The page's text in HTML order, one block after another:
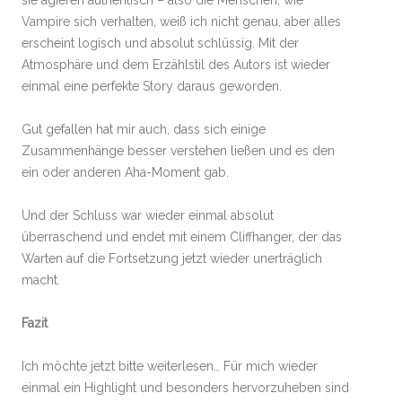
Vampire sich verhalten, weiß ich nicht genau, aber alles
erscheint logisch und absolut schlüssig. Mit der
Atmosphäre und dem Erzählstil des Autors ist wieder
einmal eine perfekte Story daraus geworden.
Gut gefallen hat mir auch, dass sich einige
Zusammenhänge besser verstehen ließen und es den
ein oder anderen Aha-Moment gab.
Und der Schluss war wieder einmal absolut
überraschend und endet mit einem Cliffhanger, der das
Warten auf die Fortsetzung jetzt wieder unerträglich
macht.
Fazit
Ich möchte jetzt bitte weiterlesen… Für mich wieder
einmal ein Highlight und besonders hervorzuheben sind